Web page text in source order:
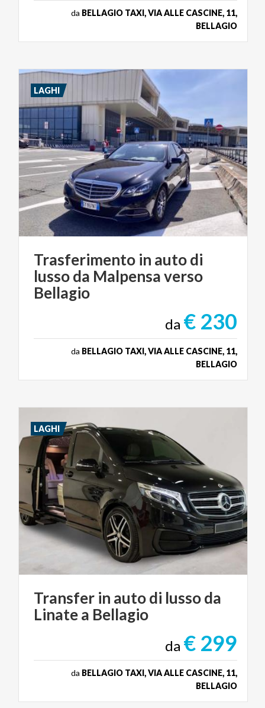
da BELLAGIO TAXI, VIA ALLE CASCINE, 11,
BELLAGIO
Trasferimento in auto di
lusso da Malpensa verso
Bellagio
da € 230
da BELLAGIO TAXI, VIA ALLE CASCINE, 11,
BELLAGIO
LAGHI
Transfer in autodi lussoda
Linatea Bellagio
da € 299
da BELLAGIO TAXI, VIA ALLE CASCINE, 11,
BELLAGIO
LAGHI